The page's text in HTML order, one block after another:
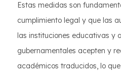
Estas medidas son
cumplimiento legal y que las
las instituciones educativas y
gubernamentales acepten y
académicos traducidos, lo